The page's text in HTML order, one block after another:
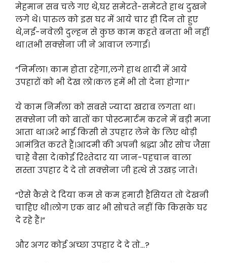
मेहमान सब चले गए थे,घर समेटते-समेटते हाथ दुखने
लगे थे। पारुल को इस घर में आये चार ही दिन तो हुए
थे,नई-नवेली दुल्हन से कुछ काम कहते बनता भी नहीं
था।तभी सक्सेना जी ने आवाज लगाई।
“निर्मला! काम होता रहेगा,लगे हाथ शादी में आये
उपहारों को भी देख लो।कल हमें भी तो देना होगा।”
ये काम निर्मला को सबसे ज्यादा खराब लगता था।
सक्सेना जी को बातों का पोस्टमार्टम करने में बड़ी मजा
आता था।अरे भाई किसी से उपहार लेने के लिए थोड़ी
आमंत्रित करते हैं।आदमी की अपनी श्रद्धा और सोच जैसा
चाहे वैसा दे।कोई रिश्तेदार या जान-पहचान वाला
सस्ता उपहार दे दे तो सक्सेना जी हत्थे से उखड़ जाते।
“ऐसे कैसे दे दिया कम से कम हमारी हैसियत तो देखनी
चाहिए थी।लोग एक बार भी सोचते नहीं कि किसके घर
दे रहे हैं।”
और अगर कोई अच्छा उपहार दे दे तो…?